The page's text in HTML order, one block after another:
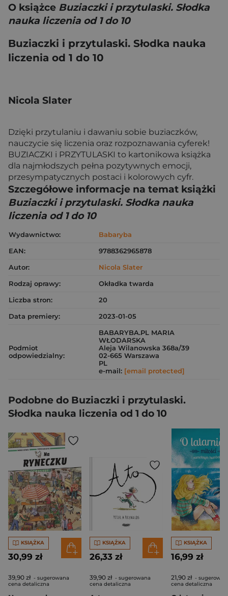
O książce Buziaczki i przytulaski. Słodka
nauka liczenia od 1 do 10
Buziaczki i przytulaski. Słodka nauka
liczenia od 1 do 10
Nicola Slater
Dzięki przytulaniu i dawaniu sobie buziaczków,
nauczycie się liczenia oraz rozpoznawania cyferek!
BUZIACZKI i PRZYTULASKI to kartonikowa książka
dla najmłodszych pełna pozytywnych emocji,
przesympatycznych postaci i kolorowych cyfr.
Szczegółowe informacje na temat książki
Buziaczki i przytulaski. Słodka nauka
liczenia od 1 do 10
Wydawnictwo:
Babaryba
EAN:
9788362965878
Autor:
Nicola Slater
Rodzaj oprawy:
Okładka twarda
Liczba stron:
20
Data premiery:
2023-01-05
Podmiot
odpowiedzialny:
BABARYBA.PL MARIA
WŁODARSKA
Aleja Wilanowska 368a/39
02-665 Warszawa
PL
e-mail: [email protected]
Podobne do Buziaczki i przytulaski.
Słodka nauka liczenia od 1 do 10
KSIĄŻKA
30,99 zł
39,90 zł - sugerowana
cena detaliczna
KSIĄŻKA
26,33 zł
39,90 zł - sugerowana
cena detaliczna
KSIĄŻKA
16,99 zł
21,90 zł -
cena detaliczna